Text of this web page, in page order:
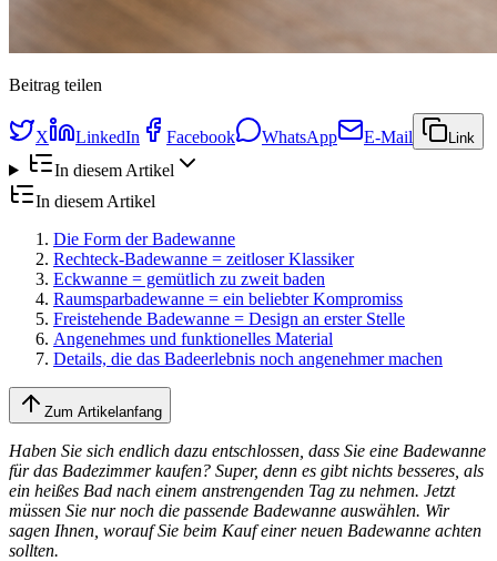
Beitrag teilen
X LinkedIn Facebook WhatsApp E-Mail Link
In diesem Artikel
In diesem Artikel
Die Form der Badewanne
Rechteck-Badewanne = zeitloser Klassiker
Eckwanne = gemütlich zu zweit baden
Raumsparbadewanne = ein beliebter Kompromiss
Freistehende Badewanne = Design an erster Stelle
Angenehmes und funktionelles Material
Details, die das Badeerlebnis noch angenehmer machen
Zum Artikelanfang
Haben Sie sich endlich dazu entschlossen, dass Sie eine Badewanne
für das Badezimmer kaufen? Super, denn es gibt nichts besseres, als
ein heißes Bad nach einem anstrengenden Tag zu nehmen. Jetzt
müssen Sie nur noch die passende Badewanne auswählen. Wir
sagen Ihnen, worauf Sie beim Kauf einer neuen Badewanne achten
sollten.